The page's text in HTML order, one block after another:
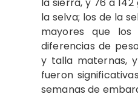
la selva; los de la
mayores que
diferencias de
y talla maternas,
fueron
semanas de